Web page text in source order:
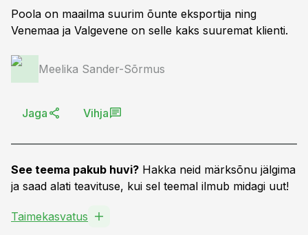
Poola on maailma suurim õunte eksportija ning
Venemaa ja Valgevene on selle kaks suuremat klienti.
Meelika Sander-Sõrmus
Jaga Vihja
See teema pakub huvi? Hakka neid märksõnu jälgima
ja saad alati teavituse, kui sel teemal ilmub midagi uut!
Taimekasvatus